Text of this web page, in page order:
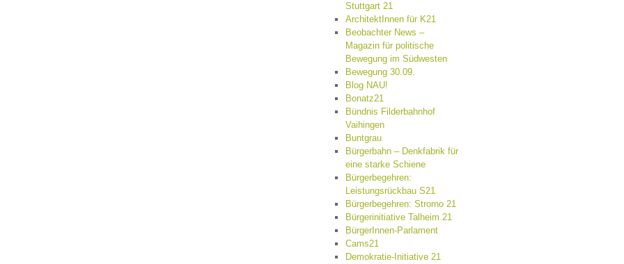
Stuttgart 21
ArchitektInnen für K21
Beobachter News –
Magazin für politische
Bewegung im Südwesten
Bewegung 30.09.
Blog NAU!
Bonatz21
Bündnis Filderbahnhof
Vaihingen
Buntgrau
Bürgerbahn – Denkfabrik für
eine starke Schiene
Bürgerbegehren:
Leistungsrückbau S21
Bürgerbegehren: Strorno 21
Bürgerinitiative Talheim 21
BürgerInnen-Parlament
Cams21
Demokratie-Initiative 21